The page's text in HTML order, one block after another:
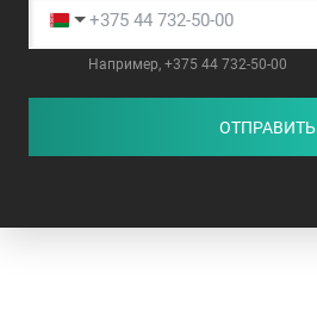
Например, +375 44 732-50-00
ОТПРАВИТЬ